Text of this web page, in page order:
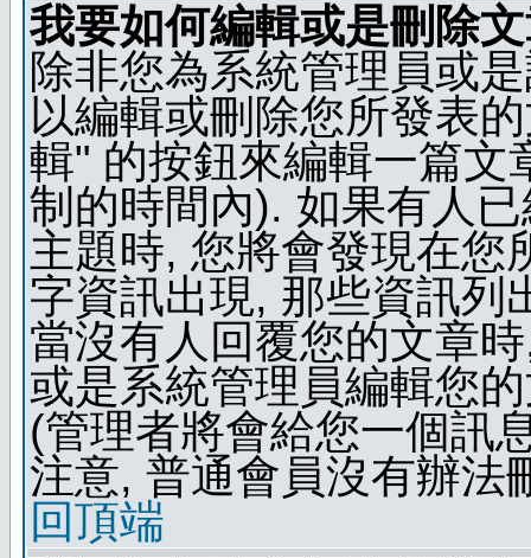
我要如何編輯或是刪除
除非您為系統管理員或
以編輯或刪除您所發表
輯" 的按鈕來編輯一篇文
制的時間內). 如果有人
主題時, 您將會發現在您
字資訊出現, 那些資訊列
當沒有人回覆您的文章
或是系統管理員編輯您
(管理者將會給您一個訊
注意, 普通會員沒有辦法
回頂端